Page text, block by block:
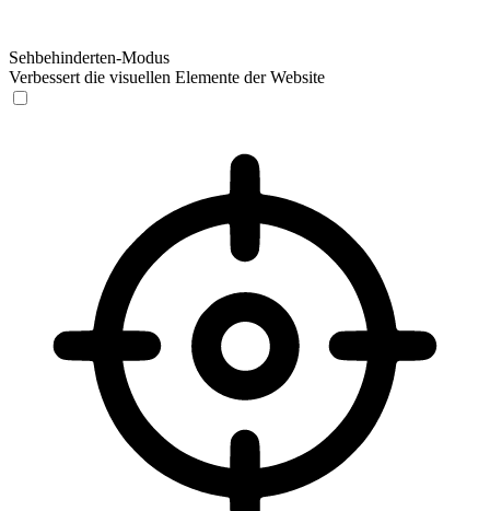
Sehbehinderten-Modus
Verbessert die visuellen Elemente der Website